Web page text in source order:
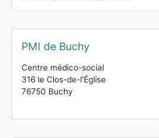
PMI de Buchy
Centre médico-social
316 le Clos-de-l'Église
76750 Buchy